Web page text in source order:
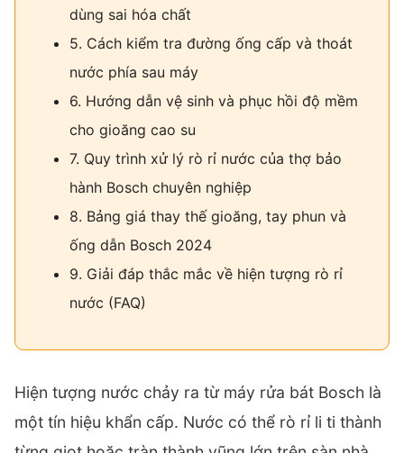
dùng sai hóa chất
5. Cách kiểm tra đường ống cấp và thoát
nước phía sau máy
6. Hướng dẫn vệ sinh và phục hồi độ mềm
cho gioăng cao su
7. Quy trình xử lý rò rỉ nước của thợ bảo
hành Bosch chuyên nghiệp
8. Bảng giá thay thế gioăng, tay phun và
ống dẫn Bosch 2024
9. Giải đáp thắc mắc về hiện tượng rò rỉ
nước (FAQ)
Hiện tượng nước chảy ra từ máy rửa bát Bosch là
một tín hiệu khẩn cấp. Nước có thể rò rỉ li ti thành